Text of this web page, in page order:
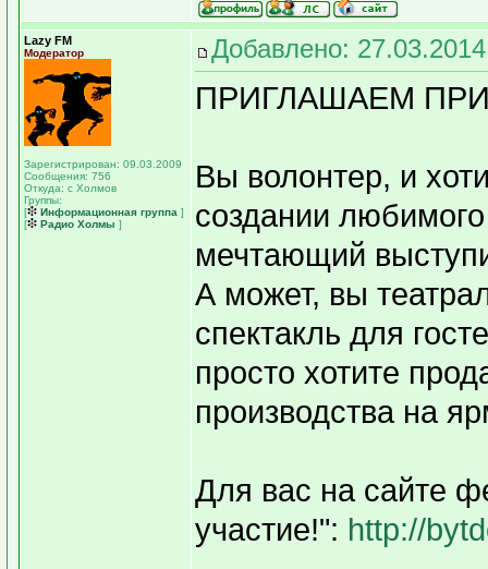
Lazy FM
Модератор
Зарегистрирован: 09.03.2009
Сообщения: 756
Откуда: с Холмов
Группы:
[
Информационная группа ]
[
Радио Холмы ]
Добавлено:
ПРИГЛАШАЕМ
Вы волонтер, и
создании
мечтающий
А может, вы
спектакль для
просто хотите
производства на
Для вас на сайте
участие!": http://